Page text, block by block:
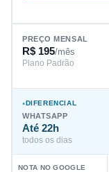
PREÇO MENSAL
R$ 195/mês
Plano Padrão
DIFERENCIAL
WHATSAPP
Até 22h
todos os dias
NOTA NO GOOGLE